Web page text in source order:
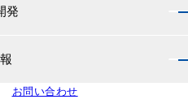
発
お問い合わせ